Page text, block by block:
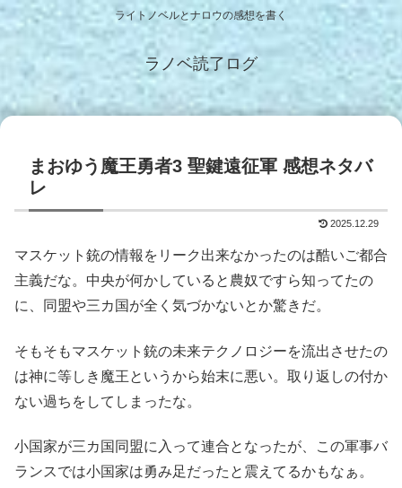
ライトノベルとナロウの感想を書く
ラノベ読了ログ
まおゆう魔王勇者3 聖鍵遠征軍 感想ネタバ
レ
2025.12.29
マスケット銃の情報をリーク出来なかったのは酷いご都合
主義だな。中央が何かしていると農奴ですら知ってたの
に、同盟や三カ国が全く気づかないとか驚きだ。
そもそもマスケット銃の未来テクノロジーを流出させたの
は神に等しき魔王というから始末に悪い。取り返しの付か
ない過ちをしてしまったな。
小国家が三カ国同盟に入って連合となったが、この軍事バ
ランスでは小国家は勇み足だったと震えてるかもなぁ。